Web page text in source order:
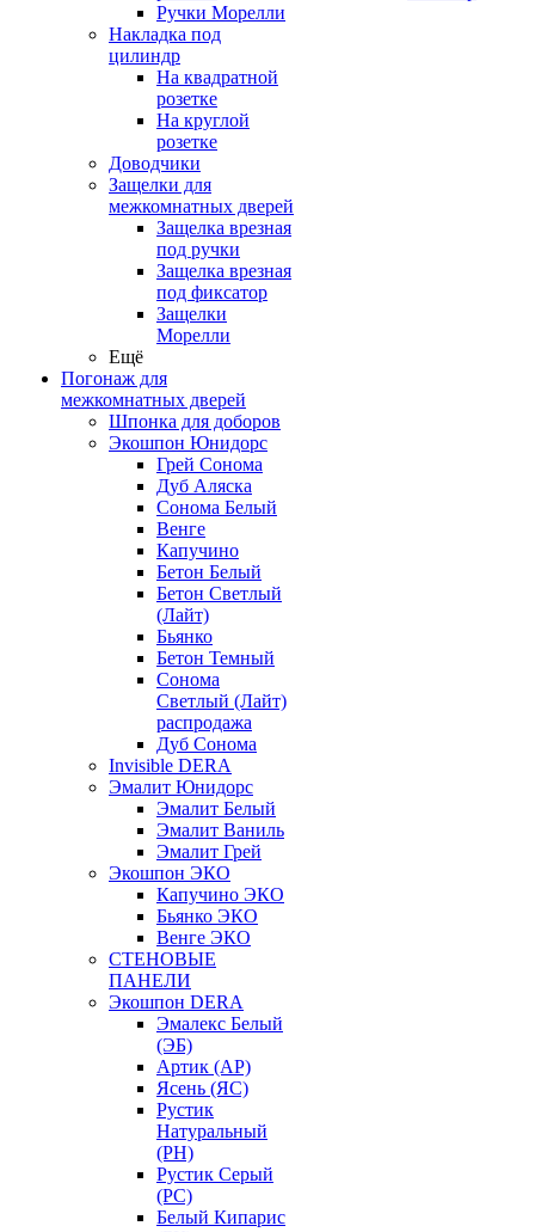
Ручки Морелли
Накладка под
цилиндр
На квадратной
розетке
На круглой
розетке
Доводчики
Защелки для
межкомнатных дверей
Защелка врезная
под ручки
Защелка врезная
под фиксатор
Защелки
Морелли
Ещё
Погонаж для
межкомнатных дверей
Шпонка для доборов
Экошпон Юнидорс
Грей Сонома
Дуб Аляска
Сонома Белый
Венге
Капучино
Бетон Белый
Бетон Светлый
(Лайт)
Бьянко
Бетон Темный
Сонома
Светлый (Лайт)
распродажа
Дуб Сонома
Invisible DERA
Эмалит Юнидорс
Эмалит Белый
Эмалит Ваниль
Эмалит Грей
Экошпон ЭКО
Капучино ЭКО
Бьянко ЭКО
Венге ЭКО
СТЕНОВЫЕ
ПАНЕЛИ
Экошпон DERA
Эмалекс Белый
(ЭБ)
Артик (АР)
Ясень (ЯС)
Рустик
Натуральный
(РН)
Рустик Серый
(РС)
Белый Кипарис